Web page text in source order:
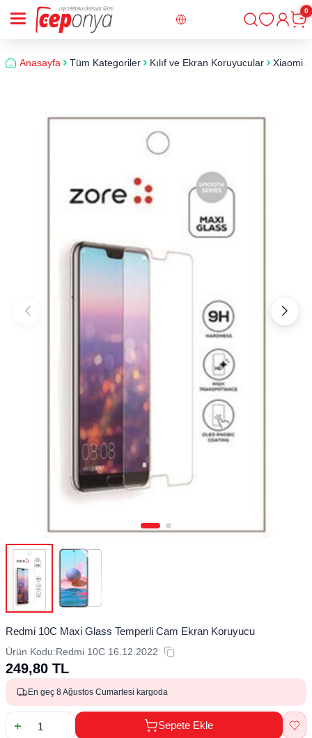
Giriş
0
Anasayfa Tüm Kategoriler Kılıf ve Ekran Koruyucular Xiaomi
Redmi 10C Maxi Glass Temperli Cam Ekran Koruyucu
Ürün Kodu:Redmi 10C 16.12.2022
249,80 TL
En geç 8 Ağustos Cumartesi kargoda
Sepete Ekle